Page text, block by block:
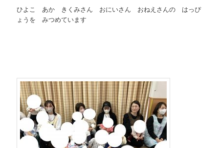
ひよこ あか きくみさん おにいさん おねえさんの はっぴ
ょうを みつめています